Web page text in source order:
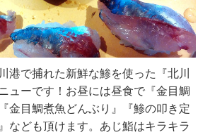
港で捕れた新鮮な鯵を使った『北川
ューです！お昼には昼食で『金目鯛
金目鯛煮魚どんぶり』『鯵の叩き定
なども頂けます。あじ鮨はキラキラ